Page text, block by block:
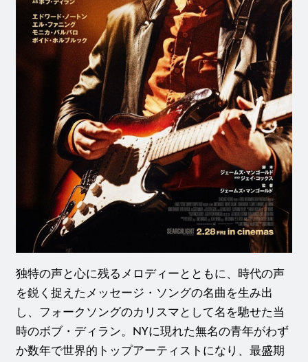
独特の声と心に残るメロディーとともに、時代の声
を鋭く捉えたメッセージ・ソングの名曲を生み出
し、フォークソングのカリスマとして名を馳せた当
時のボブ・ディラン。NYに現れた無名の青年がわず
か数年で世界的トップアーティストになり、最盛期